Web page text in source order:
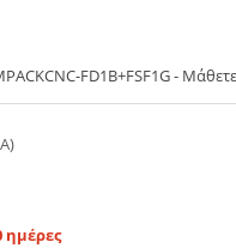
FD1B+FSF1G -
ημέρες